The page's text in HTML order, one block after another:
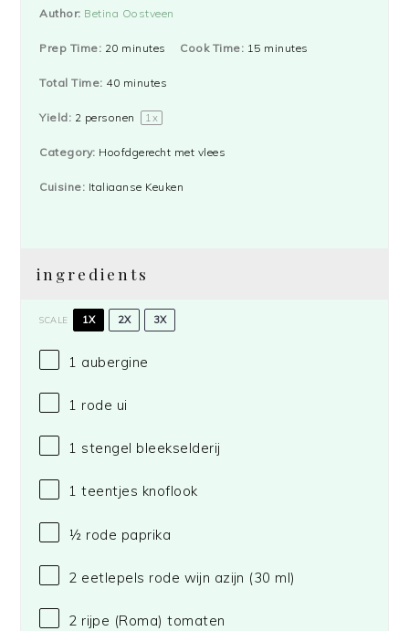
Author: Betina Oostveen
Prep Time: 20 minutes Cook Time: 15 minutes
Total Time: 40 minutes
Yield: 2 personen 1 x
Category: Hoofdgerecht met vlees
Cuisine: Italiaanse Keuken
ingredients
SCALE 1X 2X 3X
1 aubergine
1 rode ui
1 stengel bleekselderij
1 teentjes knoflook
½ rode paprika
2 eetlepels rode wijn azijn (30 ml)
2 rijpe (Roma) tomaten